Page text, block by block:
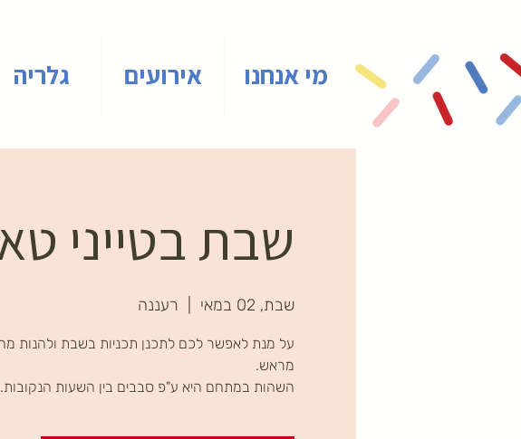
מי אנחנו אירועים גלריה
שבת בטייני
שבת, 02 במאי רעננה
על מנת לאפשר לכם לתכנן תכניות בשבת ולהנות
השהות במתחם היא ע"פ סבבים בין השעות הנקובות.